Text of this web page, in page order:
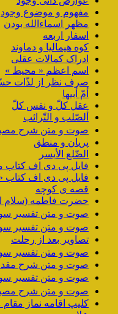
مفهوم و موضوع وجود
مظهر اسماءالله بودن
اسفار اربعه
کوه هیمالیا و دماوند
ادراک کمالات عقلی
اسم اعظم « محیط »
صرف نظر از لذّات
أمّ أبیها
عقل کلّ و نفس کلّ
ألصّلب و التّرائب
صوت و متن شرح مصباح
پریان و منطق
الضّلع الأیسر
فایل پی دی اف کتاب
فایل پی دی اف کتاب
قصه ی کوچه
حضرت فاطمه (سلام
صوت و متن تفسیر سوره
صوت و متن تفسیر سوره
تصاویر بعد از رحلت
صوت و متن تفسیر سوره
صوت و متن شرح
صوت و متن تفسیر سوره
صوت و متن شرح مصباح
کلیپ اقامه نماز